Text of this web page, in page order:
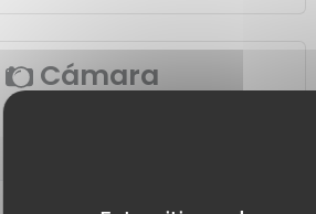
Cámara